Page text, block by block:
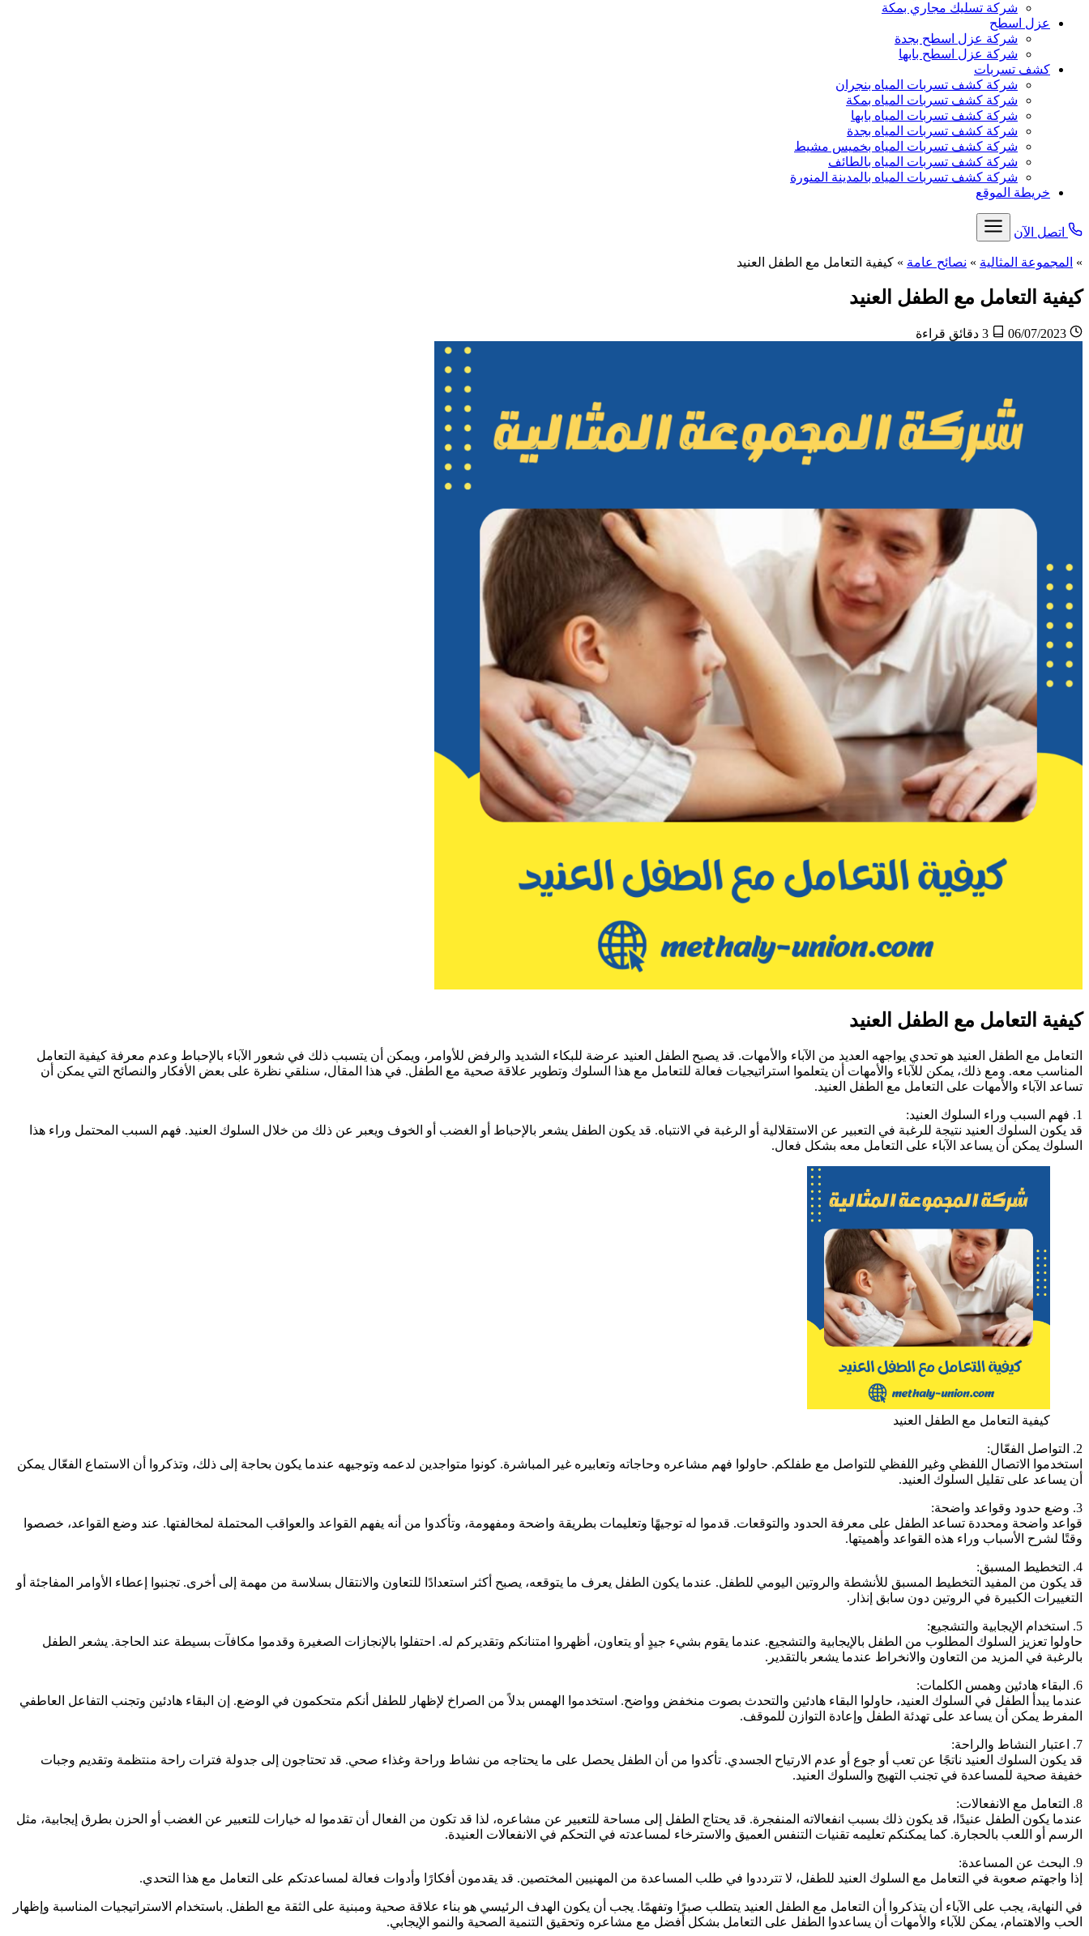
شركة تسليك مجاري بمكة
عزل اسطح
شركة عزل اسطح بجدة
شركة عزل اسطح بابها
كشف تسربات
شركة كشف تسربات المياه بنجران
شركة كشف تسربات المياه بمكة
شركة كشف تسربات المياه بابها
شركة كشف تسربات المياه بجدة
شركة كشف تسربات المياه بخميس مشيط
شركة كشف تسربات المياه بالطائف
شركة كشف تسربات المياه بالمدينة المنورة
خريطة الموقع
اتصل الآن
» المجموعة المثالية » نصائح عامة » كيفية التعامل مع الطفل العنيد
كيفية التعامل مع الطفل العنيد
كيفية التعامل مع الطفل العنيد
التعامل مع الطفل العنيد هو تحدي يواجهه العديد من الآباء والأمهات. قد يصبح الطفل العنيد عرضة للبكاء الشديد والرفض للأوامر، ويمكن أن يتسبب ذلك في شعور الآباء بالإحباط وعدم معرفة كيفية التعامل
المناسب معه. ومع ذلك، يمكن للآباء والأمهات أن يتعلموا استراتيجيات فعالة للتعامل مع هذا السلوك وتطوير علاقة صحية مع الطفل. في هذا المقال، سنلقي نظرة على بعض الأفكار والنصائح التي يمكن أن
تساعد الآباء والأمهات على التعامل مع الطفل العنيد.
1. فهم السبب وراء السلوك العنيد:
قد يكون السلوك العنيد نتيجة للرغبة في التعبير عن الاستقلالية أو الرغبة في الانتباه. قد يكون الطفل يشعر بالإحباط أو الغضب أو الخوف ويعبر عن ذلك من خلال السلوك العنيد. فهم السبب المحتمل وراء هذا
السلوك يمكن أن يساعد الآباء على التعامل معه بشكل فعال.
كيفية التعامل مع الطفل العنيد
2. التواصل الفعّال:
استخدموا الاتصال اللفظي وغير اللفظي للتواصل مع طفلكم. حاولوا فهم مشاعره وحاجاته وتعابيره غير المباشرة. كونوا متواجدين لدعمه وتوجيهه عندما يكون بحاجة إلى ذلك، وتذكروا أن الاستماع الفعّال يمكن
أن يساعد على تقليل السلوك العنيد.
3. وضع حدود وقواعد واضحة:
قواعد واضحة ومحددة تساعد الطفل على معرفة الحدود والتوقعات. قدموا له توجيهًا وتعليمات بطريقة واضحة ومفهومة، وتأكدوا من أنه يفهم القواعد والعواقب المحتملة لمخالفتها. عند وضع القواعد، خصصوا
وقتًا لشرح الأسباب وراء هذه القواعد وأهميتها.
4. التخطيط المسبق:
قد يكون من المفيد التخطيط المسبق للأنشطة والروتين اليومي للطفل. عندما يكون الطفل يعرف ما يتوقعه، يصبح أكثر استعدادًا للتعاون والانتقال بسلاسة من مهمة إلى أخرى. تجنبوا إعطاء الأوامر المفاجئة أو
التغييرات الكبيرة في الروتين دون سابق إنذار.
5. استخدام الإيجابية والتشجيع:
حاولوا تعزيز السلوك المطلوب من الطفل بالإيجابية والتشجيع. عندما يقوم بشيء جيدٍ أو يتعاون، أظهروا امتنانكم وتقديركم له. احتفلوا بالإنجازات الصغيرة وقدموا مكافآت بسيطة عند الحاجة. يشعر الطفل
بالرغبة في المزيد من التعاون والانخراط عندما يشعر بالتقدير.
6. البقاء هادئين وهمس الكلمات:
عندما يبدأ الطفل في السلوك العنيد، حاولوا البقاء هادئين والتحدث بصوت منخفض وواضح. استخدموا الهمس بدلاً من الصراخ لإظهار للطفل أنكم متحكمون في الوضع. إن البقاء هادئين وتجنب التفاعل العاطفي
المفرط يمكن أن يساعد على تهدئة الطفل وإعادة التوازن للموقف.
7. اعتبار النشاط والراحة:
قد يكون السلوك العنيد ناتجًا عن تعب أو جوع أو عدم الارتياح الجسدي. تأكدوا من أن الطفل يحصل على ما يحتاجه من نشاط وراحة وغذاء صحي. قد تحتاجون إلى جدولة فترات راحة منتظمة وتقديم وجبات
خفيفة صحية للمساعدة في تجنب التهيج والسلوك العنيد.
8. التعامل مع الانفعالات:
عندما يكون الطفل عنيدًا، قد يكون ذلك بسبب انفعالاته المنفجرة. قد يحتاج الطفل إلى مساحة للتعبير عن مشاعره، لذا قد تكون من الفعال أن تقدموا له خيارات للتعبير عن الغضب أو الحزن بطرق إيجابية، مثل
الرسم أو اللعب بالحجارة. كما يمكنكم تعليمه تقنيات التنفس العميق والاسترخاء لمساعدته في التحكم في الانفعالات العنيدة.
9. البحث عن المساعدة:
إذا واجهتم صعوبة في التعامل مع السلوك العنيد للطفل، لا تترددوا في طلب المساعدة من المهنيين المختصين. قد يقدمون أفكارًا وأدوات فعالة لمساعدتكم على التعامل مع هذا التحدي.
في النهاية، يجب على الآباء أن يتذكروا أن التعامل مع الطفل العنيد يتطلب صبرًا وتفهمًا. يجب أن يكون الهدف الرئيسي هو بناء علاقة صحية ومبنية على الثقة مع الطفل. باستخدام الاستراتيجيات المناسبة وإظهار
الحب والاهتمام، يمكن للآباء والأمهات أن يساعدوا الطفل على التعامل بشكل أفضل مع مشاعره وتحقيق التنمية الصحية والنمو الإيجابي.